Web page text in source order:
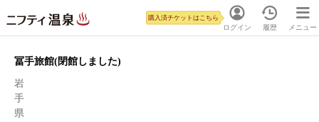
ログイン
購入済チケットはこちら
履歴 メニュー
冨手旅館(閉館しました)
岩
手
県